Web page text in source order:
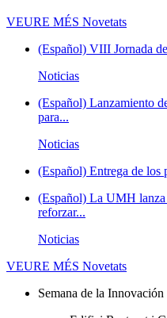
VEURE MÉS Novetats
(Español) VIII Jornada
Noticias
(Español) Lanzamiento
para...
Noticias
(Español) Entrega de los
(Español) La UMH
reforzar...
Noticias
VEURE MÉS Novetats
Semana de la Innovación